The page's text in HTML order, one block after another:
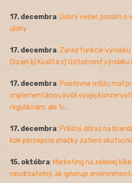
17. decembra: Dobrý večer, prosím o
úlohy
17. decembra: Zaraď funkcie
Dizajn b) Kvalita c) Užitočnosť výrobku
17. decembra: Poisťovne môžu mať
implementáciou kvôli svojej
reguláciám, ale ti...
17. decembra: Prílišný dôraz na
kde percepcia značky zatieni
15. októbra: Marketing na zelenej
neudržateľný, ak ignoruje